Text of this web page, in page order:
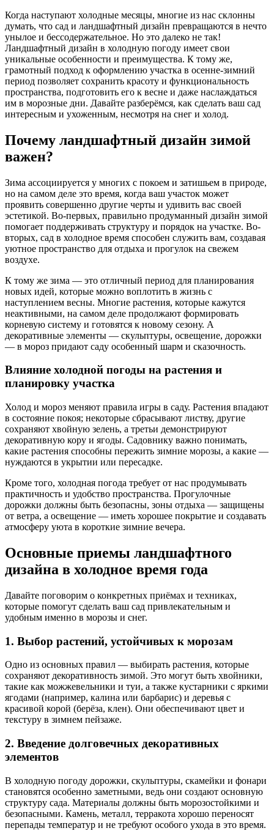
Когда наступают холодные месяцы, многие из нас склонны
думать, что сад и ландшафтный дизайн превращаются в нечто
унылое и бессодержательное. Но это далеко не так!
Ландшафтный дизайн в холодную погоду имеет свои
уникальные особенности и преимущества. К тому же,
грамотный подход к оформлению участка в осенне-зимний
период позволяет сохранить красоту и функциональность
пространства, подготовить его к весне и даже наслаждаться
им в морозные дни. Давайте разберёмся, как сделать ваш сад
интересным и ухоженным, несмотря на снег и холод.
Почему ландшафтный дизайн зимой
важен?
Зима ассоциируется у многих с покоем и затишьем в природе,
но на самом деле это время, когда ваш участок может
проявить совершенно другие черты и удивить вас своей
эстетикой. Во-первых, правильно продуманный дизайн зимой
помогает поддерживать структуру и порядок на участке. Во-
вторых, сад в холодное время способен служить вам, создавая
уютное пространство для отдыха и прогулок на свежем
воздухе.
К тому же зима — это отличный период для планирования
новых идей, которые можно воплотить в жизнь с
наступлением весны. Многие растения, которые кажутся
неактивными, на самом деле продолжают формировать
корневую систему и готовятся к новому сезону. А
декоративные элементы — скульптуры, освещение, дорожки
— в мороз придают саду особенный шарм и сказочность.
Влияние холодной погоды на растения и
планировку участка
Холод и мороз меняют правила игры в саду. Растения впадают
в состояние покоя; некоторые сбрасывают листву, другие
сохраняют хвойную зелень, а третьи демонстрируют
декоративную кору и ягоды. Садовнику важно понимать,
какие растения способны пережить зимние морозы, а какие —
нуждаются в укрытии или пересадке.
Кроме того, холодная погода требует от нас продумывать
практичность и удобство пространства. Прогулочные
дорожки должны быть безопасны, зоны отдыха — защищены
от ветра, а освещение — иметь хорошее покрытие и создавать
атмосферу уюта в короткие зимние вечера.
Основные приемы ландшафтного
дизайна в холодное время года
Давайте поговорим о конкретных приёмах и техниках,
которые помогут сделать ваш сад привлекательным и
удобным именно в морозы и снег.
1. Выбор растений, устойчивых к морозам
Одно из основных правил — выбирать растения, которые
сохраняют декоративность зимой. Это могут быть хвойники,
такие как можжевельники и туи, а также кустарники с яркими
ягодами (например, калина или барбарис) и деревья с
красивой корой (берёза, клен). Они обеспечивают цвет и
текстуру в зимнем пейзаже.
2. Введение долговечных декоративных
элементов
В холодную погоду дорожки, скульптуры, скамейки и фонари
становятся особенно заметными, ведь они создают основную
структуру сада. Материалы должны быть морозостойкими и
безопасными. Камень, металл, терракота хорошо переносят
перепады температур и не требуют особого ухода в это время.